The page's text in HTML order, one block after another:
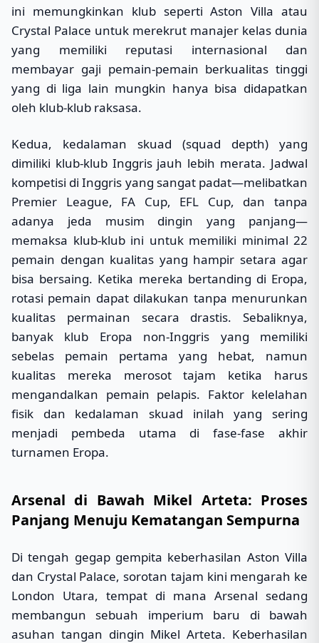
ini memungkinkan klub seperti Aston Villa atau
Crystal Palace untuk merekrut manajer kelas dunia
yang memiliki reputasi internasional dan
membayar gaji pemain-pemain berkualitas tinggi
yang di liga lain mungkin hanya bisa didapatkan
oleh klub-klub raksasa.
Kedua, kedalaman skuad (squad depth) yang
dimiliki klub-klub Inggris jauh lebih merata. Jadwal
kompetisi di Inggris yang sangat padat—melibatkan
Premier League, FA Cup, EFL Cup, dan tanpa
adanya jeda musim dingin yang panjang—
memaksa klub-klub ini untuk memiliki minimal 22
pemain dengan kualitas yang hampir setara agar
bisa bersaing. Ketika mereka bertanding di Eropa,
rotasi pemain dapat dilakukan tanpa menurunkan
kualitas permainan secara drastis. Sebaliknya,
banyak klub Eropa non-Inggris yang memiliki
sebelas pemain pertama yang hebat, namun
kualitas mereka merosot tajam ketika harus
mengandalkan pemain pelapis. Faktor kelelahan
fisik dan kedalaman skuad inilah yang sering
menjadi pembeda utama di fase-fase akhir
turnamen Eropa.
Arsenal di Bawah Mikel Arteta: Proses
Panjang Menuju Kematangan Sempurna
Di tengah gegap gempita keberhasilan Aston Villa
dan Crystal Palace, sorotan tajam kini mengarah ke
London Utara, tempat di mana Arsenal sedang
membangun sebuah imperium baru di bawah
asuhan tangan dingin Mikel Arteta. Keberhasilan